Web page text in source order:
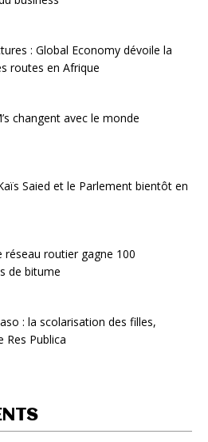
: Global Economy dévoile la
routes en Afrique
changent avec le monde
Saied et le Parlement bientôt en
réseau routier gagne 100
de bitume
: la scolarisation des filles,
Res Publica